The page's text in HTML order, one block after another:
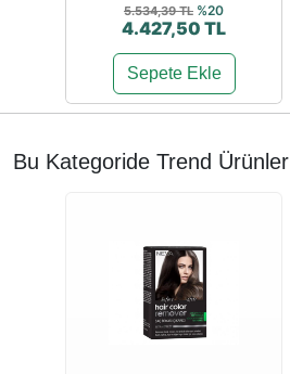
5.534,39 TL %20
4.427,50 TL
Sepete Ekle
Bu Kategoride Trend Ürünler